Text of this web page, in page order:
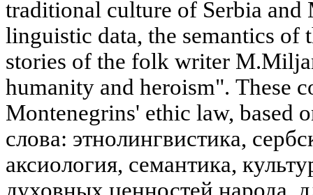
traditional culture of Serbia and
linguistic data, the semantics of
stories of the folk writer
humanity and heroism". These
Montenegrins' ethic law, based
слова: этнолингвистика,
аксиология, семантика,